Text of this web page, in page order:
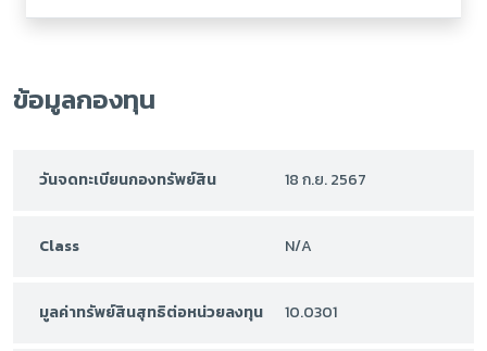
ข้อมูลกองทุน
วันจดทะเบียนกองทรัพย์สิน 18 ก.ย. 2567
Class N/A
มูลค่าทรัพย์สินสุทธิต่อหน่วยลงทุน 10.0301